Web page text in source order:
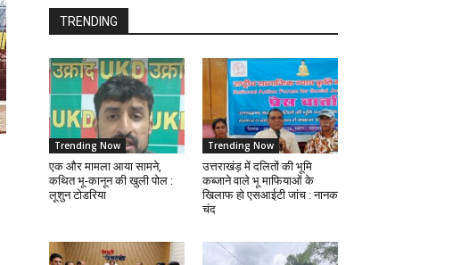
TRENDING
Trending Now
एक और मामला आया सामने,
कथित भू-कानून की खुली पोल :
लूशुन टोडरिया
Trending Now
उत्तराखंड़ में दलितों की भूमि
कब्जाने वाले भू माफियाओं के
खिलाफ हो एसआईटी जांच : नानक
चंद